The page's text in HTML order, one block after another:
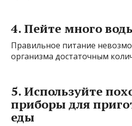
4. Пейте много
Правильное питание
организма достаточным
5. Используйте
приборы для
еды